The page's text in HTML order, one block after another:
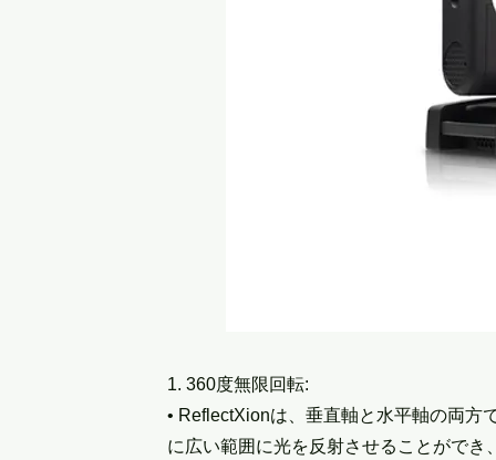
1. 360度無限回転:
• ReflectXionは、垂直軸と水平軸の両方
に広い範囲に光を反射させることがで